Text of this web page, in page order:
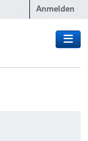
Anmelden